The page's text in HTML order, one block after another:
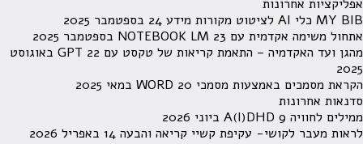
אפליקציות אחרונות
MY BIB כלי AI לציטוט מקורות מידע
24 בספטמבר 2025
אתחול משימה אקדמית עם NOTEBOOK LM 23 בספטמבר 2025
מהגן ועד האקדמיה – התאמת קריאות של טקסט עם GPT
22 באוגוסט
2025
הקראת מסמכים באמצעות מסמכי WORD 20 במאי 2025
סדנאות אחרונות
ממילים לחוויה A(I)DHD 9 ביוני 2026
לראות מעבר לקושי- עקיפת קשיי קריאה והבעה 14 באפריל 2026